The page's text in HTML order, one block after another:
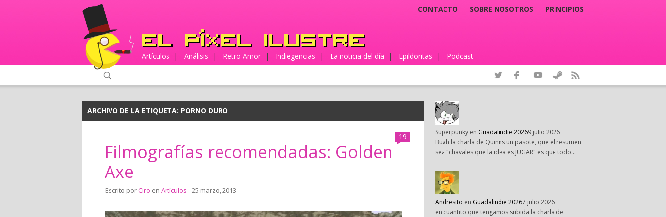
CONTACTO SOBRE NOSOTROS PRINCIPIOS
Artículos | Análisis | Retro Amor | Indiegencias | La noticia del día | Epildoritas | Podcast
ARCHIVO DE LA ETIQUETA: PORNO DURO
19
Filmografías recomendadas: Golden
Axe
Escrito porCiro en Artículos - 25 marzo, 2013
Superpunky en Guadalindie 20269 julio 2026
Buah la charla de Quinns un pasote, que el resumen
sea "chavales que la idea es JUGAR" es que todo…
Andresito en Guadalindie 20267 julio 2026
en cuantito que tengamos subida la charla de